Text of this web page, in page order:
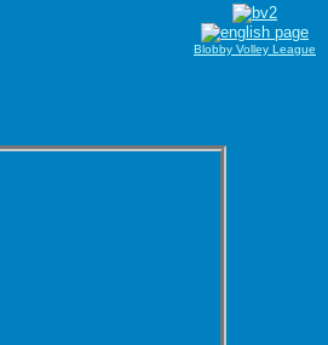
Blobby Volley League